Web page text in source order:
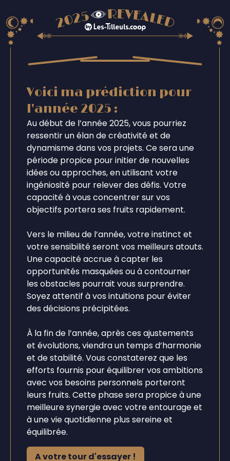
Voici ma prédiction pour
l'année 2025 :
Au début de l’année 2025, vous pourriez
ressentir un élan de créativité et de
dynamisme dans vos projets. Ce sera une
période propice pour initier de nouvelles
idées ou approches, en utilisant votre
ingéniosité pour relever des défis. Votre
capacité à vous concentrer sur vos
objectifs portera ses fruits rapidement.
Vers le milieu de l’année, votre instinct et
votre sensibilité seront vos meilleurs atouts.
Une capacité accrue à capter les
opportunités masquées ou à contourner
les obstacles pourrait vous surprendre.
Soyez attentif à vos intuitions pour éviter
des décisions précipitées.
À la fin de l’année, après ces ajustements
et évolutions, viendra un temps d’harmonie
et de stabilité. Vous constaterez que les
efforts fournis pour équilibrer vos ambitions
avec vos besoins personnels porteront
leurs fruits. Cette phase sera propice à une
meilleure synergie avec votre entourage et
à une vie quotidienne plus sereine et
équilibrée.
A votre tour d'essayer !